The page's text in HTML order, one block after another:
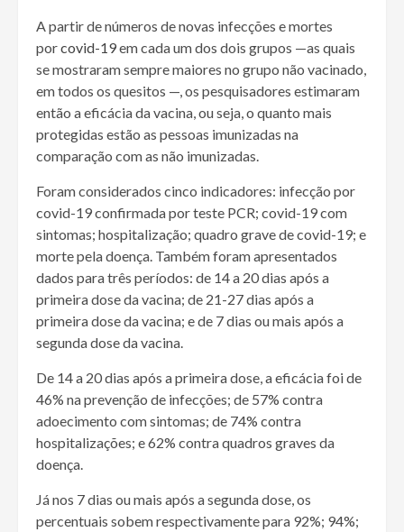
A partir de números de novas infecções e mortes
porcovid-19em cada um dos dois grupos —as quais
se mostraram sempre maiores no grupo não vacinado,
em todos os quesitos —, os pesquisadores estimaram
então a eficácia da vacina, ou seja, o quanto mais
protegidas estão as pessoas imunizadas na
comparação com as não imunizadas.
Foram considerados cinco indicadores: infecção por
covid-19 confirmada por teste PCR; covid-19 com
sintomas; hospitalização; quadro grave de covid-19; e
morte pela doença. Também foram apresentados
dados para três períodos: de 14 a 20 dias após a
primeira dose da vacina; de 21-27 dias após a
primeira dose da vacina; e de 7 dias ou mais após a
segunda dose da vacina.
De 14 a 20 dias após a primeira dose, a eficácia foi de
46% na prevenção de infecções; de 57% contra
adoecimento com sintomas; de 74% contra
hospitalizações; e 62% contra quadros graves da
doença.
Já nos 7 dias ou mais após a segunda dose, os
percentuais sobem respectivamente para 92%; 94%;